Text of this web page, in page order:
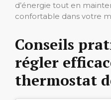
d’énergie tout en
confortable dans votre
Conseils
régler
thermostat